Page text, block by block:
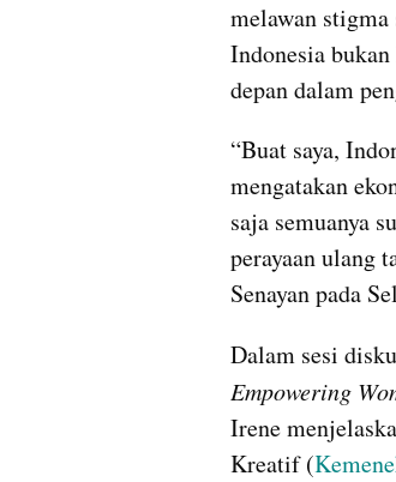
melawan
Indonesia
depan dalam
“Buat saya,
mengatakan
saja semuanya
perayaan ulang
Senayan pada
Dalam sesi
Empowering
Irene
Kreatif (